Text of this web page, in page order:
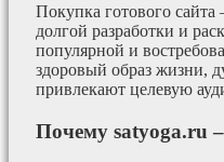
Покупка готового сайта
долгой разработки и
популярной и
здоровый образ жизни,
привлекают целевую
Почему satyoga.ru